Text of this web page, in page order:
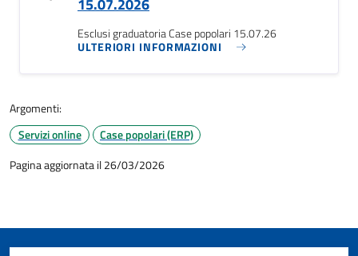
15.07.2026
Esclusi graduatoria Case popolari 15.07.26
ULTERIORI INFORMAZIONI
Argomenti:
Servizi online
Case popolari (ERP)
Pagina aggiornata il 26/03/2026